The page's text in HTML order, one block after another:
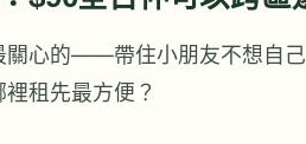
關心的——帶住小朋友不想自己
租先最方便？